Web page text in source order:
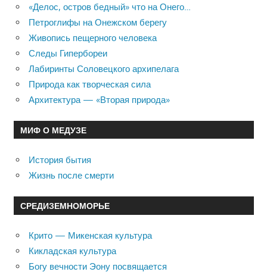
«Делос, остров бедный» что на Онего…
Петроглифы на Онежском берегу
Живопись пещерного человека
Следы Гипербореи
Лабиринты Соловецкого архипелага
Природа как творческая сила
Архитектура — «Вторая природа»
МИФ О МЕДУЗЕ
История бытия
Жизнь после смерти
СРЕДИЗЕМНОМОРЬЕ
Крито — Микенская культура
Кикладская культура
Богу вечности Эону посвящается